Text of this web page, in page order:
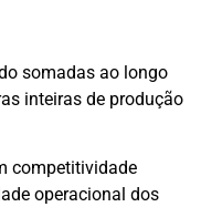
somadas ao longo
inteiras de produção
competitividade
operacional dos